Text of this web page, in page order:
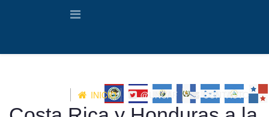
INICIO @UNCAF CONTACTO